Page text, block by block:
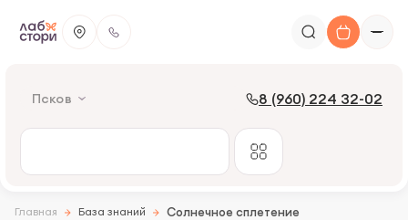
Псков 8 (960) 224 32-02
Главная База знаний Солнечное сплетение